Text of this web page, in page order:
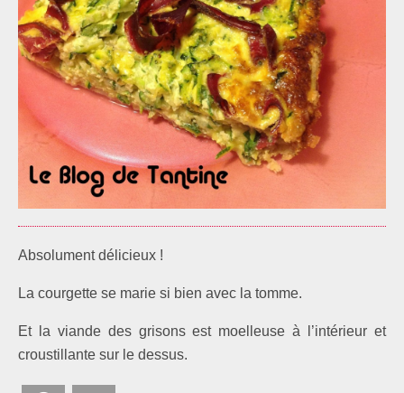
Absolument délicieux !
La courgette se marie si bien avec la tomme.
Et la viande des grisons est moelleuse à l’intérieur et
croustillante sur le dessus.